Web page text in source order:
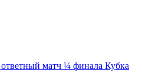
ответный матч ¼ финала Кубка